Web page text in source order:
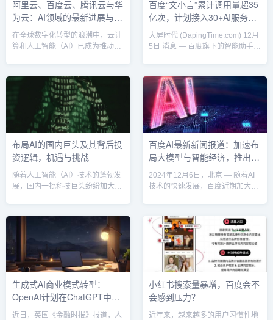
搜”是百度文库为应对信息碎片化和
搜索精准度需求而推出的创新功
索引擎理解网站结构Sitemap是一
个包含网站所有页面链接的XML
阿里云、百度云、腾讯云与华
为云：AI领域的最新进展与竞
争优势分析
在全球数字化转型的浪潮中，云计
算和人工智能（AI）已成为推动企
云、腾讯云和华为云，凭借各自强
大的技术优势，在AI领域展开了激
烈竞争。本文将对四大云平台在AI
技术方面的最新进展进行梳理，并
分析各自的竞争优势。1. 阿里云：
云计算与AI融合创新，全面布局智
能化生态作为中国领先的云计算服
务提供商，阿里云近年来在AI技术
百度“文小言”累计调用量超35
亿次，计划接入30+AI服务功
能
大屏时代 (DapingTime.com) 12月
5日 消息 — 百度旗下的智能助手
35亿次。百度宣布，将在未来的更
新中为“文小言”接入包括法律咨
询、票务预订等30多项AI服务化功
能，进一步提升用户体验。调用量
创新高，用户活跃度大幅提升“文小
言”作为百度推出的多功能智能助
手，在文本生成、情感分析、逻辑
推理等任务上表现出色，受到了广
布局AI的国内巨头及其背后投
资逻辑，机遇与挑战
随着人工智能（AI）技术的蓬勃发
展，国内一批科技巨头纷纷加大在
术、人才等方面投入巨大，还积极
在智能制造、金融、医疗、零售等
多个行业展开深入应用。本文将分
析国内AI布局的巨头公司、其背后
的投资逻辑及带来的机遇与挑战。
1. 国内AI布局的主要巨头百度作为
中国AI领域的先锋之一，百度早在
2013年就开始布局深度学习，并在
百度AI最新新闻报道：加速布
局大模型与智能经济，推出全
新AI平台和应用
2024年12月6日，北京 — 随着AI
技术的快速发展，百度近期加大了
为中国领先的AI企业之一，百度正
通过持续创新推动大模型技术和智
能经济的变革。近日，百度在其年
度AI大会上发布了最新的AI平台和
应用，引起了广泛关注。1. 百度发
布全新大模型平台“文心大模型”在
2024年12月的AI大会上，百度正
式发布了其最新的大模型平台——
生成式AI商业模式转型：
OpenAI计划在ChatGPT中推
出广告
近日，英国《金融时报》报道，人
小红书搜索量暴增，百度会不
会感到压力？
近年来，越来越多的用户习惯性地